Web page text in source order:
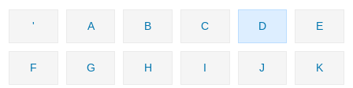
' A B C D E
F G H I J K